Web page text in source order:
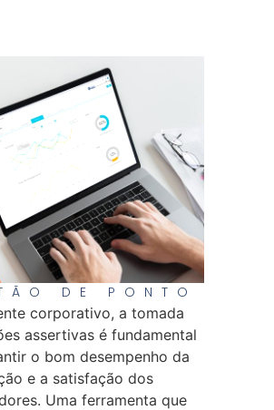
DE PONTO
corporativo, a tomada
assertivas é fundamental
o bom desempenho da
e a satisfação dos
Uma ferramenta que